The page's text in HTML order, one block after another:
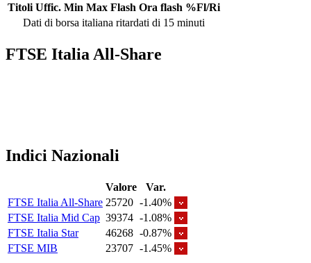
Titoli Uffic. Min Max Flash Ora flash %Fl/Ri
Dati di borsa italiana ritardati di 15 minuti
FTSE Italia All-Share
Indici Nazionali
Valore
Var.
FTSE Italia All-Share 25720 -1.40%
FTSE Italia Mid Cap 39374 -1.08%
FTSE Italia Star
46268 -0.87%
FTSE MIB
23707 -1.45%